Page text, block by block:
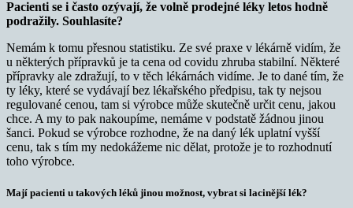
Pacienti se i často ozývají, že volně prodejné léky letos hodně
podražily. Souhlasíte?
Nemám k tomu přesnou statistiku. Ze své praxe v lékárně vidím, že
u některých přípravků je ta cena od covidu zhruba stabilní. Některé
přípravky ale zdražují, to v těch lékárnách vidíme. Je to dané tím, že
ty léky, které se vydávají bez lékařského předpisu, tak ty nejsou
regulované cenou, tam si výrobce může skutečně určit cenu, jakou
chce. A my to pak nakoupíme, nemáme v podstatě žádnou jinou
šanci. Pokud se výrobce rozhodne, že na daný lék uplatní vyšší
cenu, tak s tím my nedokážeme nic dělat, protože je to rozhodnutí
toho výrobce.
Mají pacienti u takových léků jinou možnost, vybrat si lacinější lék?